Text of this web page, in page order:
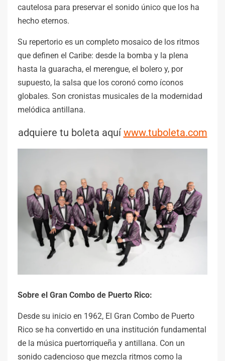
cautelosa para preservar el sonido único que los ha
hecho eternos.
Su repertorio es un completo mosaico de los ritmos
que definen el Caribe: desde la bomba y la plena
hasta la guaracha, el merengue, el bolero y, por
supuesto, la salsa que los coronó como íconos
globales. Son cronistas musicales de la modernidad
melódica antillana.
adquiere tu boleta aquíwww.tuboleta.com
Sobre el Gran Combo de Puerto Rico:
Desde su inicio en 1962, El Gran Combo de Puerto
Rico se ha convertido en una institución fundamental
de la música puertorriqueña y antillana. Con un
sonido cadencioso que mezcla ritmos como la